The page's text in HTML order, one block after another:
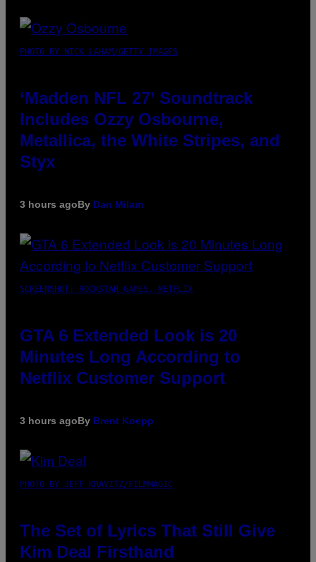
PHOTO BY NICK LAHAM/GETTY IMAGES
‘Madden NFL 27’ Soundtrack
Includes Ozzy Osbourne,
Metallica, the White Stripes, and
Styx
3 hours agoBy Dan Milam
SCREENSHOT: ROCKSTAR GAMES, NETFLIX
GTA 6 Extended Look is 20
Minutes Long According to
Netflix Customer Support
3 hours agoBy Brent Koepp
PHOTO BY JEFF KRAVITZ/FILMMAGIC
The Set of Lyrics That Still Give
Kim Deal Firsthand